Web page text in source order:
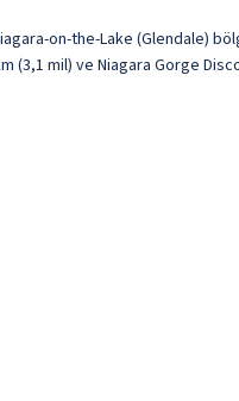
on-the-Lake (Glendale)
(3,1 mil) ve Niagara Gorge